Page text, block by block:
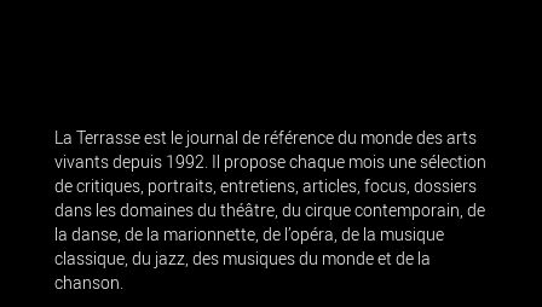
La Terrasse est le journal de référence du monde des arts
vivants depuis 1992. Il propose chaque mois une sélection
de critiques, portraits, entretiens, articles, focus, dossiers
dans les domaines du théâtre, du cirque contemporain, de
la danse, de la marionnette, de l’opéra, de la musique
classique, du jazz, des musiques du monde et de la
chanson.